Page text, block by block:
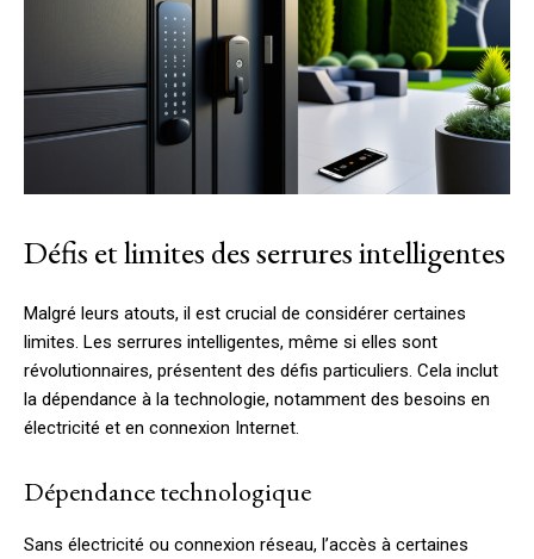
Défis et limites des serrures intelligentes
Malgré leurs atouts, il est crucial de considérer certaines
limites. Les serrures intelligentes, même si elles sont
révolutionnaires, présentent des défis particuliers. Cela inclut
la dépendance à la technologie, notamment des besoins en
électricité et en connexion Internet.
Dépendance technologique
Sans électricité ou connexion réseau, l’accès à certaines